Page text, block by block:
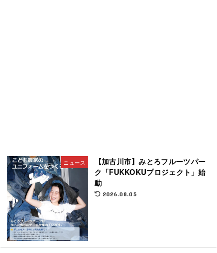
ニュース
【加古川市】みとろフルーツパー
ク「FUKKOKUプロジェクト」始
動
2026.08.05